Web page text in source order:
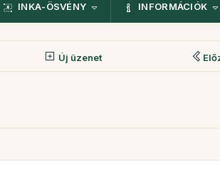
INKA-ÖSVÉNY INFORMÁCIÓK
Új üzenet